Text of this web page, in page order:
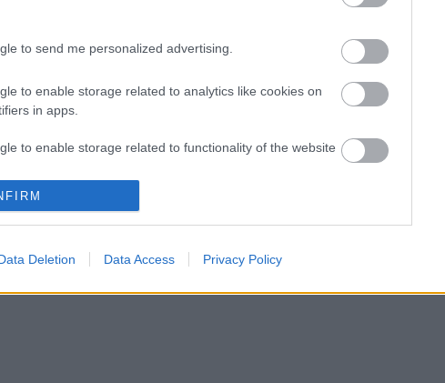
to send me personalized advertising.
to enable storage related to analytics like cookies on
in apps.
to enable storage related to functionality of the website
to enable storage related to personalization.
and fraud prevention, and other user protection.
Deletion Data Access Privacy Policy